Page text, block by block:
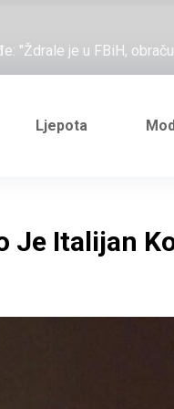
"Ždrale je u FBiH,
Željezničarov
je general Izet Nanić,
Ljepota
Je Italijan